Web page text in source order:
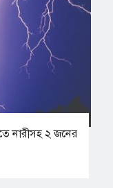
নারীসহ ২ জনের